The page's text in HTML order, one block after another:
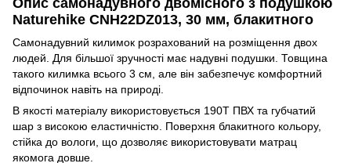
Naturehike CNH22DZ013, 30 мм, блакитного
Самонадувний килимок розрахований на розміщення двох
людей. Для більшої зручності має надувні подушки. Товщина
такого килимка всього 3 см, але він забезпечує комфортний
відпочинок навіть на природі.
В якості матеріалу використовується 190T ПВХ та губчатий
шар з високою еластичністю. Поверхня блакитного кольору,
стійка до вологи, що дозволяє використовувати матрац
якомога довше.